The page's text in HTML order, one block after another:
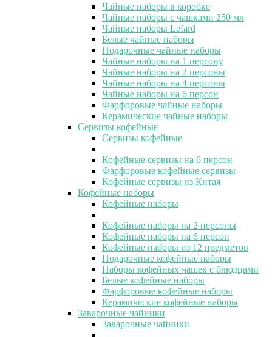
Чайные наборы в коробке
Чайные наборы с чашками 250 мл
Чайные наборы Lefard
Белые чайные наборы
Подарочные чайные наборы
Чайные наборы на 1 персону
Чайные наборы на 2 персоны
Чайные наборы на 4 персоны
Чайные наборы на 6 персон
Фарфоровые чайные наборы
Керамические чайные наборы
Сервизы кофейные
Сервизы кофейные
Кофейные сервизы на 6 персон
Фарфоровые кофейные сервизы
Кофейные сервизы из Китая
Кофейные наборы
Кофейные наборы
Кофейные наборы на 2 персоны
Кофейные наборы на 6 персон
Кофейные наборы из 12 предметов
Подарочные кофейные наборы
Наборы кофейных чашек с блюдцами
Белые кофейные наборы
Фарфоровые кофейные наборы
Керамические кофейные наборы
Заварочные чайники
Заварочные чайники